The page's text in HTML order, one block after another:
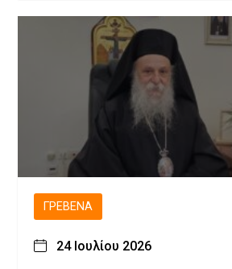
ΓΡΕΒΕΝΆ
24 Ιουλίου 2026